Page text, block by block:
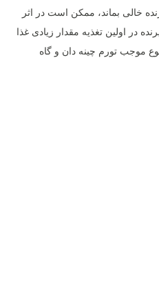
خالی بماند، ممکن است در اثر
در اولین تغذیه مقدار زیادی غذا
موجب تورم چینه دان و گاه